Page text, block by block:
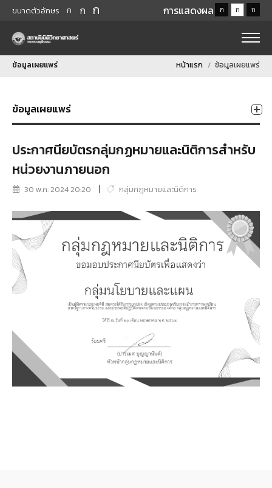
ขนาดตัวอักษร ก ก ก การแสดงผล ก ก ก
ข้อมูลเผยแพร่ หน้าแรก ข้อมูลเผยแพร่
ข้อมูลเผยแพร่
ประกาศนียบัตรกลุ่มกฏหมายและนิติการสำหรับ
หน่วยงานภายนอก
30 พ.ค. 2024 20:20 กลุ่มกฎหมายและนิติการ